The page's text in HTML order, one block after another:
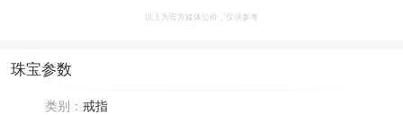
以上为官方媒体公价，仅供参考
珠宝参数
类别： 戒指